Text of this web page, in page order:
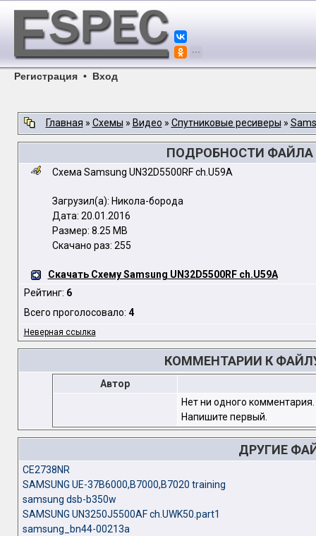
Регистрация • Вход
Главная » Схемы » Видео » Спутниковые ресиверы »
ПОДРОБНОСТИ ФАЙЛА
Схема Samsung UN32D5500RF ch.U59A
Загрузил(а): Никола-борода
Дата: 20.01.2016
Размер: 8.25 MB
Скачано раз: 255
Скачать Схему Samsung UN32D5500RF ch.U59A
Рейтинг: 6
Всего проголосовало: 4
Неверная ссылка
КОММЕНТАРИИ К ФАЙЛУ
Автор
Нет ни одного комментария.
Напишите первый.
ДРУГИЕ
CE2738NR
SAMSUNG UE-37B6000,B7000,B7020 training
samsung dsb-b350w
SAMSUNG UN3250J5500AF ch.UWK50.part1
samsung_bn44-00213a